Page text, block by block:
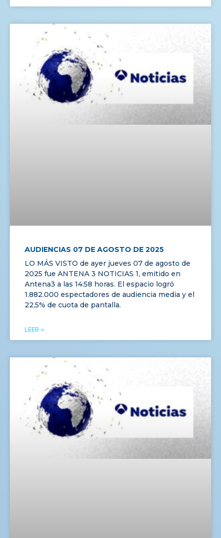
AUDIENCIAS 07 DE AGOSTO DE 2025
LO MÁS VISTO de ayer jueves 07 de agosto de
2025 fue ANTENA 3 NOTICIAS 1, emitido en
Antena3 a las 14:58 horas. El espacio logró
1.882.000 espectadores de audiencia media y el
22,5% de cuota de pantalla.
LEER »